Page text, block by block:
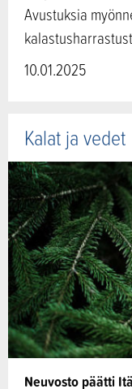
Avustuksia
10.01.2025
Neuvosto päätti
Kalat ja vedet